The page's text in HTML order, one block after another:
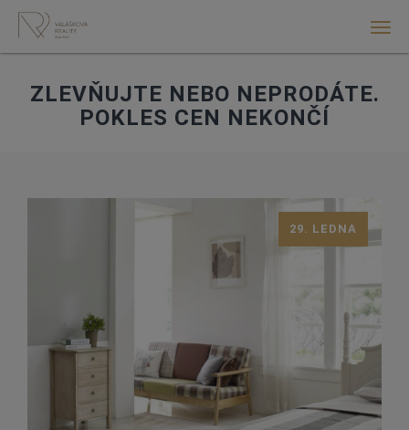
ZLEVŇUJTE NEBO NEPRODÁTE.
POKLES CEN NEKONČÍ
29. LEDNA